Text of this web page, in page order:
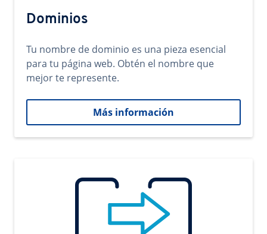
Dominios
Tu nombre de dominio es una pieza esencial
para tu página web. Obtén el nombre que
mejor te represente.
Más información